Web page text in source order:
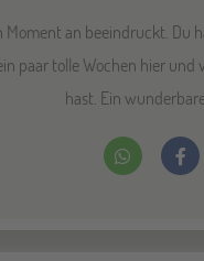
an beeindruckt. Du
paar tolle Wochen hier
hast. Ein